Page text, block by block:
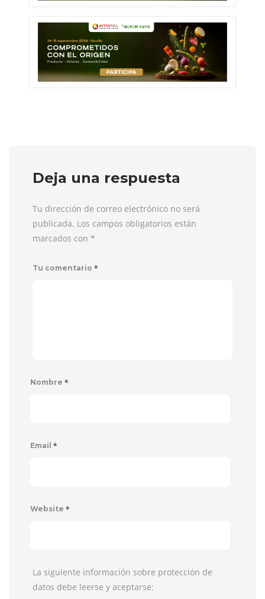
Deja una respuesta
Tu dirección de correo electrónico no será
publicada. Los campos obligatorios están
marcados con *
Tu comentario *
Nombre *
Email *
Website *
La siguiente información sobre protección de
datos debe leerse y aceptarse: